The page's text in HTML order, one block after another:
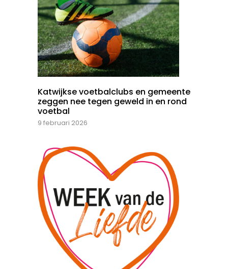
Katwijkse voetbalclubs en gemeente
zeggen nee tegen geweld in en rond
voetbal
9 februari 2026